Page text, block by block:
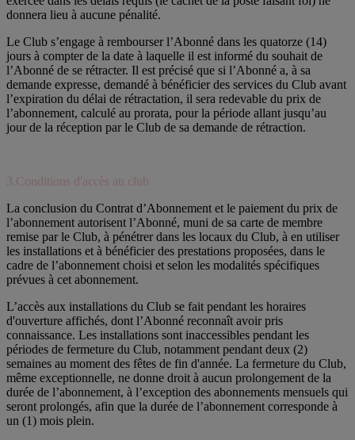
donnera lieu à aucune pénalité.
Le Club s’engage à rembourser l’Abonné dans les quatorze (14)
jours à compter de la date à laquelle il est informé du souhait de
l’Abonné de se rétracter. Il est précisé que si l’Abonné a, à sa
demande expresse, demandé à bénéficier des services du Club avant
l’expiration du délai de rétractation, il sera redevable du prix de
l’abonnement, calculé au prorata, pour la période allant jusqu’au
jour de la réception par le Club de sa demande de rétraction.
3.Conditions d'accès au club
La conclusion du Contrat d’Abonnement et le paiement du prix de
l’abonnement autorisent l’Abonné, muni de sa carte de membre
remise par le Club, à pénétrer dans les locaux du Club, à en utiliser
les installations et à bénéficier des prestations proposées, dans le
cadre de l’abonnement choisi et selon les modalités spécifiques
prévues à cet abonnement.
L’accès aux installations du Club se fait pendant les horaires
d'ouverture affichés, dont l’Abonné reconnaît avoir pris
connaissance. Les installations sont inaccessibles pendant les
périodes de fermeture du Club, notamment pendant deux (2)
semaines au moment des fêtes de fin d'année. La fermeture du Club,
même exceptionnelle, ne donne droit à aucun prolongement de la
durée de l’abonnement, à l’exception des abonnements mensuels qui
seront prolongés, afin que la durée de l’abonnement corresponde à
un (1) mois plein.